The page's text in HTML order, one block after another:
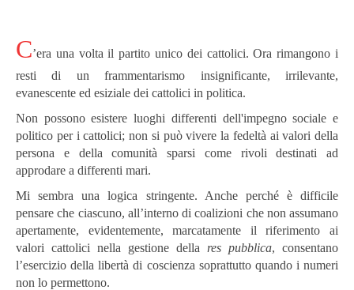
C’era una volta il partito unico dei cattolici.Ora rimangono i
resti di un frammentarismo insignificante, irrilevante,
evanescente ed esiziale dei cattolici in politica.
Non possono esistere luoghi differenti dell'impegno sociale e
politico per i cattolici; non si può vivere la fedeltà ai valori della
persona e della comunità sparsi come rivoli destinati ad
approdare a differenti mari.
Mi sembra una logica stringente. Anche perché è difficile
pensare che ciascuno, all’interno di coalizioni che non assumano
apertamente, evidentemente, marcatamente il riferimento ai
valori cattolici nella gestione della res pubblica, consentano
l’esercizio della libertà di coscienza soprattutto quando i numeri
non lo permettono.